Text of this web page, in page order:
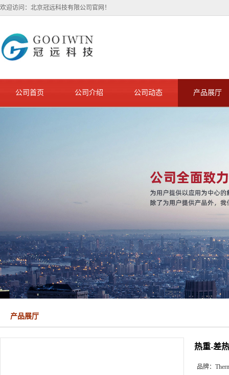
欢迎访问：北京冠远科技有限公司官网！
公司首页 公司介绍 公司动态 产品展厅
产品展厅
热重-差
品牌：